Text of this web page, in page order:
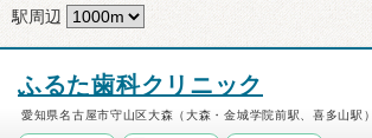
駅周辺
ふるた歯科クリニック
愛知県名古屋市守山区大森（大森・金城学院前駅、喜多山駅）